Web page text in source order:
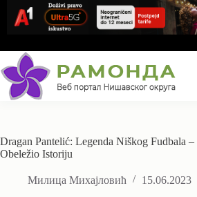
content
Dragan Pantelić: Legenda Niškog Fudbala
Obeležio Istoriju
Милица Михајловић 15.06.2023